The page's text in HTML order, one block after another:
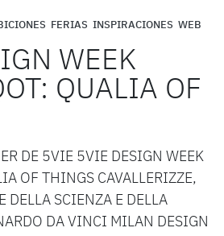
FERIAS INSPIRACIONES WEB
WEEK
QUALIA OF
DE 5VIE 5VIE DESIGN WEEK
OF THINGS CAVALLERIZZE,
DELLA SCIENZA E DELLA
DA VINCI MILAN DESIGN